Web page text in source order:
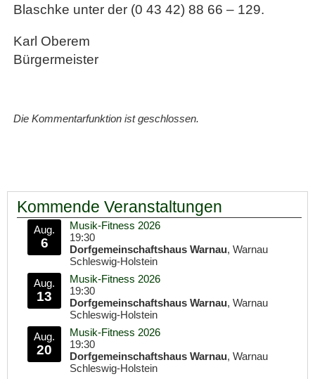
Blaschke unter der (0 43 42) 88 66 – 129.
Karl Oberem
Bürgermeister
Die Kommentarfunktion ist geschlossen.
Kommende Veranstaltungen
Aug.
6
Musik-Fitness 2026
19:30
Dorfgemeinschaftshaus Warnau, Warnau
Schleswig-Holstein
Aug.
13
Musik-Fitness 2026
19:30
Dorfgemeinschaftshaus Warnau, Warnau
Schleswig-Holstein
Aug.
20
Musik-Fitness 2026
19:30
Dorfgemeinschaftshaus Warnau, Warnau
Schleswig-Holstein